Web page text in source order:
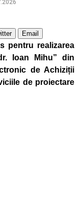
Email
pentru realizarea
Ioan Mihu” din
de Achiziții
de proiectare